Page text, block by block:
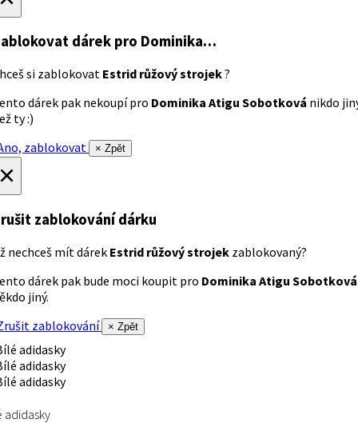
dárek pro Dominika…
si zablokovat Estrid růžový strojek?
dárek pak nekoupí pro Dominika Atigu Sobotková nikdo
ty :)
zablokovat
× Zpět
zablokování dárku
nechceš mít dárek Estrid růžový strojek zablokovaný?
dárek pak bude moci koupit pro Dominika Atigu Sobotková
jiný.
zablokování
× Zpět
adidasky